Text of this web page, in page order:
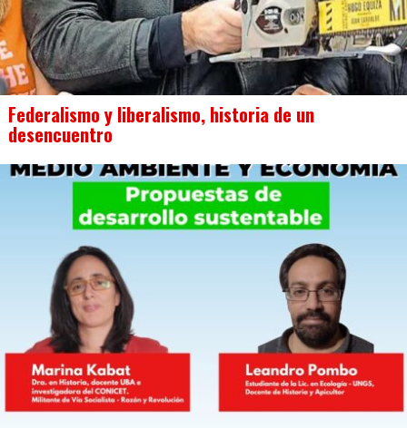
Federalismo y liberalismo, historia de un
desencuentro